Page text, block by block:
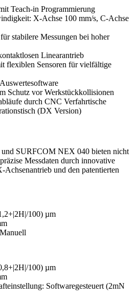
Teach-in Programmierung
X-Achse 100 mm/s, C-Achse
stabilere Messungen bei hoher
Linearantrieb
flexiblen Sensoren für vielfältige
Schutz vor Werkstückkollisionen
durch CNC Verfahrtische
(DX Version)
SURFCOM NEX 040 bieten nicht
Messdaten durch innovative
Achsenantrieb und den patentierten
100) µm
100) µm
Softwaregesteuert (2mN